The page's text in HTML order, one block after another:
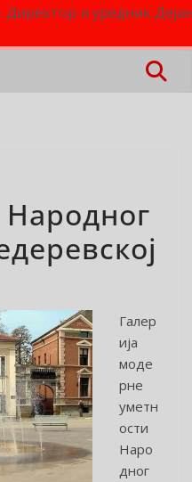
Директор и уредник
Галер
ија
моде
рне
уметн
ости
Наро
дног